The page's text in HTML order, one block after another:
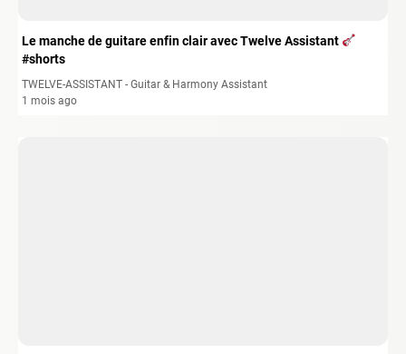
Le manche de guitare enfin clair avec Twelve Assistant
#shorts
TWELVE-ASSISTANT - Guitar & Harmony Assistant
1 mois ago